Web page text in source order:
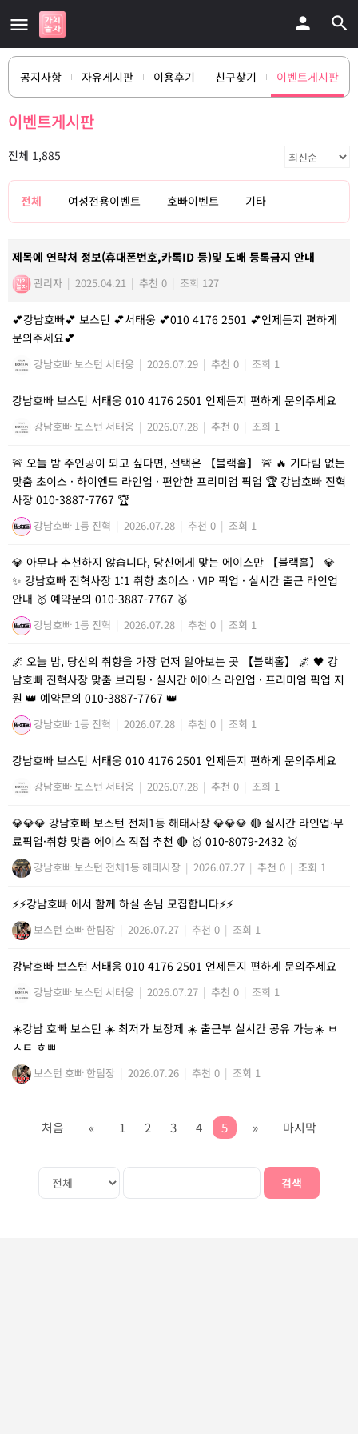
공지사항 자유게시판 이용후기 친구찾기 이벤트게시판
이벤트게시판
전체 1,885
전체 여성전용이벤트 호빠이벤트 기타
제목에 연락처 정보(휴대폰번호,카톡ID 등)및 도배 등록금지 안내
관리자 | 2025.04.21 | 추천 0 | 조회 127
💕강남호빠💕 보스턴 💕서태웅 💕010 4176 2501 💕언제든지 편하게
문의주세요💕
강남호빠 보스턴 서태웅 | 2026.07.29 | 추천 0 | 조회 1
강남호빠 보스턴 서태웅 010 4176 2501 언제든지 편하게 문의주세요
강남호빠 보스턴 서태웅 | 2026.07.28 | 추천 0 | 조회 1
🚨 오늘 밤 주인공이 되고 싶다면, 선택은 【블랙홀】 🚨 🔥 기다림 없는
맞춤 초이스 · 하이엔드 라인업 · 편안한 프리미엄 픽업 🏆 강남호빠 진혁
사장 010-3887-7767 🏆
강남호빠 1등 진혁 | 2026.07.28 | 추천 0 | 조회 1
💎 아무나 추천하지 않습니다, 당신에게 맞는 에이스만 【블랙홀】 💎
✨ 강남호빠 진혁사장 1:1 취향 초이스 · VIP 픽업 · 실시간 출근 라인업
안내 🥇 예약문의 010-3887-7767 🥇
강남호빠 1등 진혁 | 2026.07.28 | 추천 0 | 조회 1
🌌 오늘 밤, 당신의 취향을 가장 먼저 알아보는 곳 【블랙홀】 🌌 🖤 강
남호빠 진혁사장 맞춤 브리핑 · 실시간 에이스 라인업 · 프리미엄 픽업 지
원 👑 예약문의 010-3887-7767 👑
강남호빠 1등 진혁 | 2026.07.28 | 추천 0 | 조회 1
강남호빠 보스턴 서태웅 010 4176 2501 언제든지 편하게 문의주세요
강남호빠 보스턴 서태웅 | 2026.07.28 | 추천 0 | 조회 1
💎💎💎 강남호빠 보스턴 전체1등 해태사장 💎💎💎 🔴 실시간 라인업·무
료픽업·취향 맞춤 에이스 직접 추천 🔴 🥇 010-8079-2432 🥇
강남호빠 보스턴 전체1등 해태사장 | 2026.07.27 | 추천 0 | 조회 1
⚡️⚡️강남호빠 에서 함께 하실 손님 모집합니다⚡️⚡️
보스턴 호빠 한팀장 | 2026.07.27 | 추천 0 | 조회 1
강남호빠 보스턴 서태웅 010 4176 2501 언제든지 편하게 문의주세요
강남호빠 보스턴 서태웅 | 2026.07.27 | 추천 0 | 조회 1
☀️강남 호빠 보스턴 ☀️ 최저가 보장제 ☀️ 출근부 실시간 공유 가능☀️ ㅂ
ㅅㅌ ㅎㅃ
보스턴 호빠 한팀장 | 2026.07.26 | 추천 0 | 조회 1
처음 « 1 2 3 4 5 » 마지막
검색